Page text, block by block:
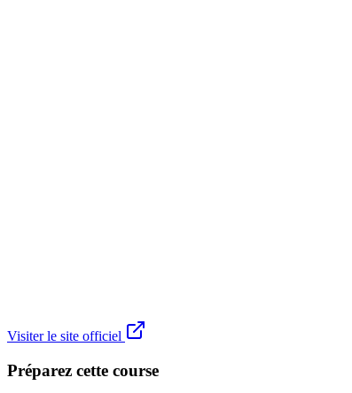
Visiter le site officiel
Préparez cette course